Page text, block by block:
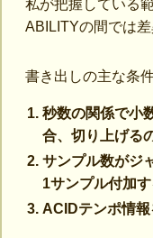
私が把握している
ABILITYの間では差
書き出しの主な条
秒数の関係で小
合、切り上げる
サンプル数がジ
1サンプル付加
ACIDテンポ情